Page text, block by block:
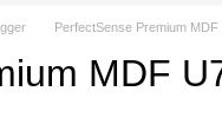
PerfectSense Premium
MDF